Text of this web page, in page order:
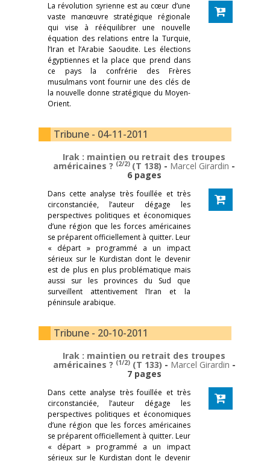
La révolution syrienne est au cœur d’une
vaste manœuvre stratégique régionale
qui vise à rééquilibrer une nouvelle
équation des relations entre la Turquie,
l’Iran et l’Arabie Saoudite. Les élections
égyptiennes et la place que prend dans
ce pays la confrérie des Frères
musulmans vont fournir une des clés de
la nouvelle donne stratégique du Moyen-
Orient.
Tribune - 04-11-2011
Irak : maintien ou retrait des troupes
américaines ? (2/2) (T 138) - Marcel Girardin -
6 pages
Dans cette analyse très fouillée et très
circonstanciée, l’auteur dégage les
perspectives politiques et économiques
d’une région que les forces américaines
se préparent officiellement à quitter. Leur
« départ » programmé a un impact
sérieux sur le Kurdistan dont le devenir
est de plus en plus problématique mais
aussi sur les provinces du Sud que
surveillent attentivement l’Iran et la
péninsule arabique.
Tribune - 20-10-2011
Irak : maintien ou retrait des troupes
américaines ? (1/2)(T 133) - Marcel Girardin -
7 pages
Dans cette analyse très fouillée et très
circonstanciée, l’auteur dégage les
perspectives politiques et économiques
d’une région que les forces américaines
se préparent officiellement à quitter. Leur
« départ » programmé a un impact
sérieux sur le Kurdistan dont le devenir